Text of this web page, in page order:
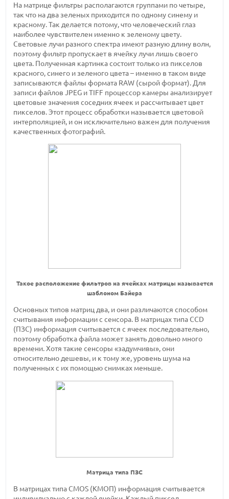
На матрице фильтры располагаются группами по четыре,
так что на два зеленых приходится по одному синему и
красному. Так делается потому, что человеческий глаз
наиболее чувствителен именно к зеленому цвету.
Световые лучи разного спектра имеют разную длину волн,
поэтому фильтр пропускает в ячейку лучи лишь своего
цвета. Полученная картинка состоит только из пикселов
красного, синего и зеленого цвета – именно в таком виде
записываются файлы формата RAW (сырой формат). Для
записи файлов JPEG и TIFF процессор камеры анализирует
цветовые значения соседних ячеек и рассчитывает цвет
пикселов. Этот процесс обработки называется цветовой
интерполяцией, и он исключительно важен для получения
качественных фотографий.
Такое расположение фильтров на ячейках матрицы называется
шаблоном Байера
Основных типов матриц два, и они различаются способом
считывания информации с сенсора. В матрицах типа CCD
(ПЗС) информация считывается с ячеек последовательно,
поэтому обработка файла может занять довольно много
времени. Хотя такие сенсоры «задумчивы», они
относительно дешевы, и к тому же, уровень шума на
полученных с их помощью снимках меньше.
Матрица типа ПЗС
В матрицах типа CMOS (КМОП) информация считывается